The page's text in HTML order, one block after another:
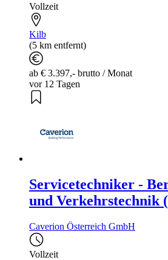
Vollzeit
Kilb
(5 km entfernt)
ab € 3.397,- brutto / Monat
vor 12 Tagen
Servicetechniker -
und Verkehrstechnik
Caverion Österreich GmbH
Vollzeit